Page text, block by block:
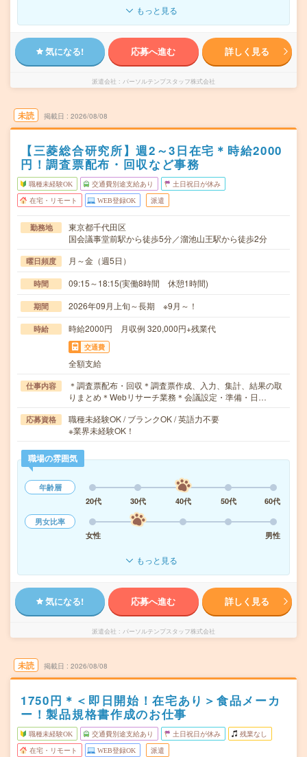
もっと見る
気になる! 応募へ進む 詳しく見る
派遣会社 パーソルテンプスタッフ株式会社
未読 掲載日 2026/08/08
【三菱総合研究所】週2～3日在宅＊時給2000
円！調査票配布・回収など事務
職種未経験OK 交通費別途支給あり 土日祝日が休み
在宅・リモート WEB登録OK 派遣
勤務地
東京都千代田区
国会議事堂前駅から徒歩5分／溜池山王駅から徒歩2分
曜日頻度 月～金（週5日）
時間 09:15～18:15(実働8時間 休憩1時間)
期間 2026年09月上旬～長期 ※9月～！
時給 時給2000円 月収例 320,000円+残業代
交通費
全額支給
仕事内容
＊調査票配布・回収＊調査票作成、入力、集計、結果の取
りまとめ＊Webリサーチ業務＊会議設定・準備・日…
応募資格
職種未経験OK / ブランクOK / 英語力不要
※業界未経験OK！
職場の雰囲気
年齢層
20代
30代 40代 50代
60代
男女比率
女性
男性
もっと見る
気になる! 応募へ進む 詳しく見る
派遣会社 パーソルテンプスタッフ株式会社
未読 掲載日 2026/08/08
1750円＊＜即日開始！在宅あり＞食品メーカ
ー！製品規格書作成のお仕事
職種未経験OK 交通費別途支給あり 土日祝日が休み 残業なし
在宅・リモート WEB登録OK 派遣